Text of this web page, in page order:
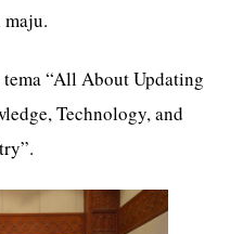
“All About Updating
Technology, and